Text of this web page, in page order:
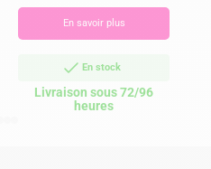
En savoir plus
En stock
Livraison sous 72/96
heures